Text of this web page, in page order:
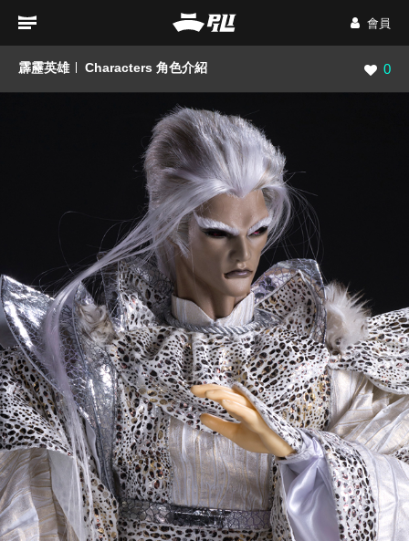
會員
霹靂英雄 Characters 角色介紹 瀏覽
0